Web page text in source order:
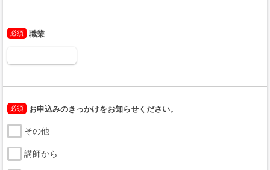
必須 職業
必須 お申込みのきっかけをお知らせください。
その他
講師から